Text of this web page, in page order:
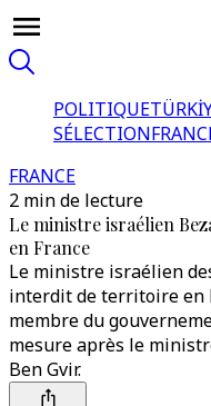
POLITIQUE
SÉLECTION
FRANCE
2 min de lecture
Le ministre israélien
en France
Le ministre israélien
interdit de territoire en
membre du
mesure après le
Ben Gvir.